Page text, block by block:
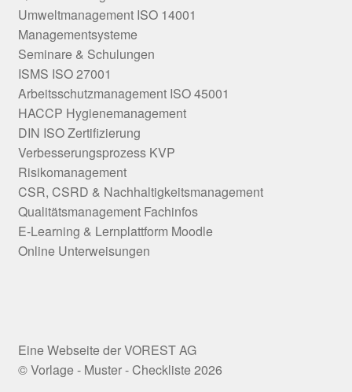
Umweltmanagement ISO 14001
Managementsysteme
Seminare & Schulungen
ISMS ISO 27001
Arbeitsschutzmanagement ISO 45001
HACCP Hygienemanagement
DIN ISO Zertifizierung
Verbesserungsprozess KVP
Risikomanagement
CSR, CSRD & Nachhaltigkeitsmanagement
Qualitätsmanagement Fachinfos
E-Learning & Lernplattform Moodle
Online Unterweisungen
© Vorlage - Muster - Checkliste 2026